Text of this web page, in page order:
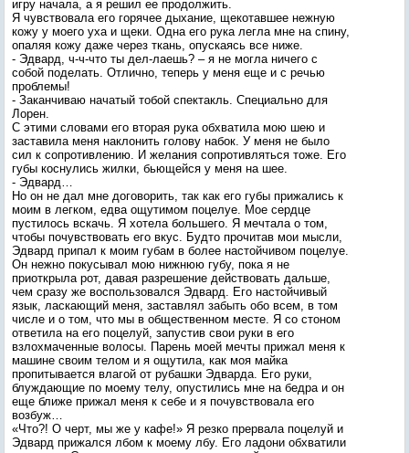
игру начала, а я решил ее продолжить.
Я чувствовала его горячее дыхание, щекотавшее нежную
кожу у моего уха и щеки. Одна его рука легла мне на спину,
опаляя кожу даже через ткань, опускаясь все ниже.
- Эдвард, ч-ч-что ты дел-лаешь? – я не могла ничего с
собой поделать. Отлично, теперь у меня еще и с речью
проблемы!
- Заканчиваю начатый тобой спектакль. Специально для
Лорен.
С этими словами его вторая рука обхватила мою шею и
заставила меня наклонить голову набок. У меня не было
сил к сопротивлению. И желания сопротивляться тоже. Его
губы коснулись жилки, бьющейся у меня на шее.
- Эдвард…
Но он не дал мне договорить, так как его губы прижались к
моим в легком, едва ощутимом поцелуе. Мое сердце
пустилось вскачь. Я хотела большего. Я мечтала о том,
чтобы почувствовать его вкус. Будто прочитав мои мысли,
Эдвард припал к моим губам в более настойчивом поцелуе.
Он нежно покусывал мою нижнюю губу, пока я не
приоткрыла рот, давая разрешение действовать дальше,
чем сразу же воспользовался Эдвард. Его настойчивый
язык, ласкающий меня, заставлял забыть обо всем, в том
числе и о том, что мы в общественном месте. Я со стоном
ответила на его поцелуй, запустив свои руки в его
взлохмаченные волосы. Парень моей мечты прижал меня к
машине своим телом и я ощутила, как моя майка
пропитывается влагой от рубашки Эдварда. Его руки,
блуждающие по моему телу, опустились мне на бедра и он
еще ближе прижал меня к себе и я почувствовала его
возбуж…
«Что?! О черт, мы же у кафе!» Я резко прервала поцелуй и
Эдвард прижался лбом к моему лбу. Его ладони обхватили